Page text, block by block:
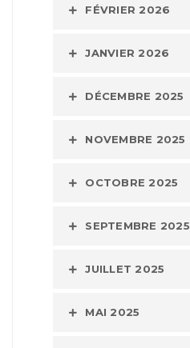
FÉVRIER 2026
JANVIER 2026
DÉCEMBRE 2025
NOVEMBRE 2025
OCTOBRE 2025
SEPTEMBRE 2025
JUILLET 2025
MAI 2025